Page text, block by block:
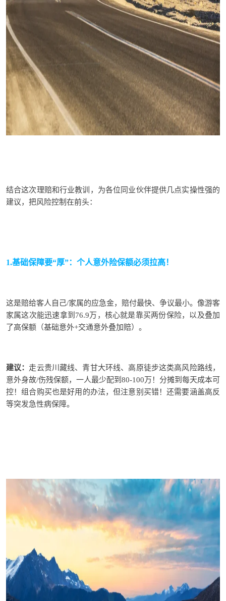
结合这次理赔和行业教训， 为各位同业伙伴提供几点实操性强的
建议，把风险控制在前头：
1.基础保障要“厚”：个人意外险保额必须拉高！
这是赔给客人自己/家属的应急金， 赔付最快、争议最小。像游客
家属这次能迅速拿到76.9万，核心就是靠买两份保险， 以及叠加
了高保额（基础意外+交通意外叠加赔）。
建议： 走云贵川藏线、青甘大环线、高原徒步这类高风险路线，
意外身故/伤残保额，一人最少配到80-100万 ！分摊到每天成本可
控！组合购买也是好用 的办法，但注意别 买错！还需要涵盖高反
等突发急性病保障。